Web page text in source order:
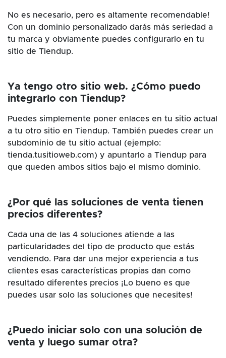
No es necesario, pero es altamente recomendable!
Con un dominio personalizado darás más seriedad a
tu marca y obviamente puedes configurarlo en tu
sitio de Tiendup.
Ya tengo otro sitio web. ¿Cómo puedo
integrarlo con Tiendup?
Puedes simplemente poner enlaces en tu sitio actual
a tu otro sitio en Tiendup. También puedes crear un
subdominio de tu sitio actual (ejemplo:
tienda.tusitioweb.com) y apuntarlo a Tiendup para
que queden ambos sitios bajo el mismo dominio.
¿Por qué las soluciones de venta tienen
precios diferentes?
Cada una de las 4 soluciones atiende a las
particularidades del tipo de producto que estás
vendiendo. Para dar una mejor experiencia a tus
clientes esas características propias dan como
resultado diferentes precios ¡Lo bueno es que
puedes usar solo las soluciones que necesites!
¿Puedo iniciar solo con una solución de
venta y luego sumar otra?